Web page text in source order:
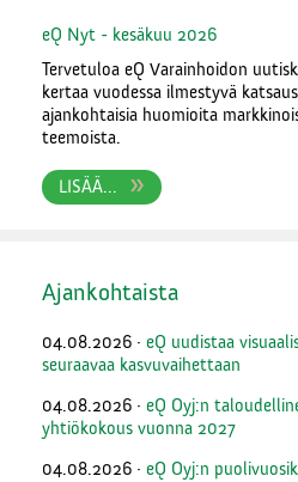
eQ Nyt - kesäkuu 2026
Tervetuloa eQ Varainhoidon
kertaa vuodessa ilmestyvä
ajankohtaisia huomioita
teemoista.
LISÄÄ...
Ajankohtaista
04.08.2026 · eQ uudistaa
seuraavaa kasvuvaihettaan
04.08.2026 · eQ Oyj:n
yhtiökokous vuonna 2027
04.08.2026 · eQ Oyj:n